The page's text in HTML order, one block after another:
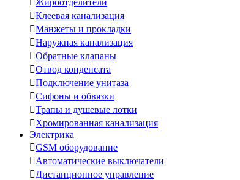
Жироотделители
Клеевая канализация
Манжеты и прокладки
Наружная канализация
Обратные клапаны
Отвод конденсата
Подключение унитаза
Сифоны и обвязки
Трапы и душевые лотки
Хромированная канализация
Электрика
GSM оборудование
Автоматические выключатели
Дистанционное управление